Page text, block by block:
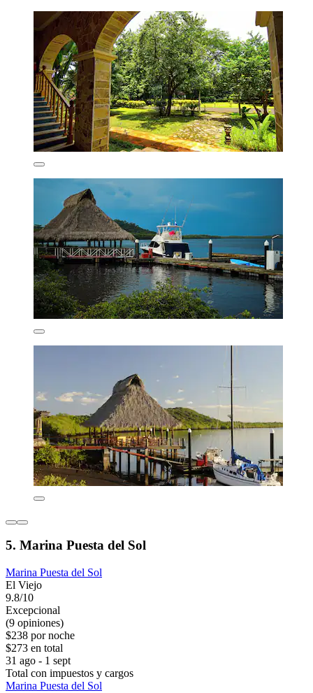
5. Marina Puesta del Sol
Marina Puesta del Sol
El Viejo
9.8/10
Excepcional
(9 opiniones)
$238 por noche
$273 en total
31 ago - 1 sept
Total con impuestos y cargos
Marina Puesta del Sol